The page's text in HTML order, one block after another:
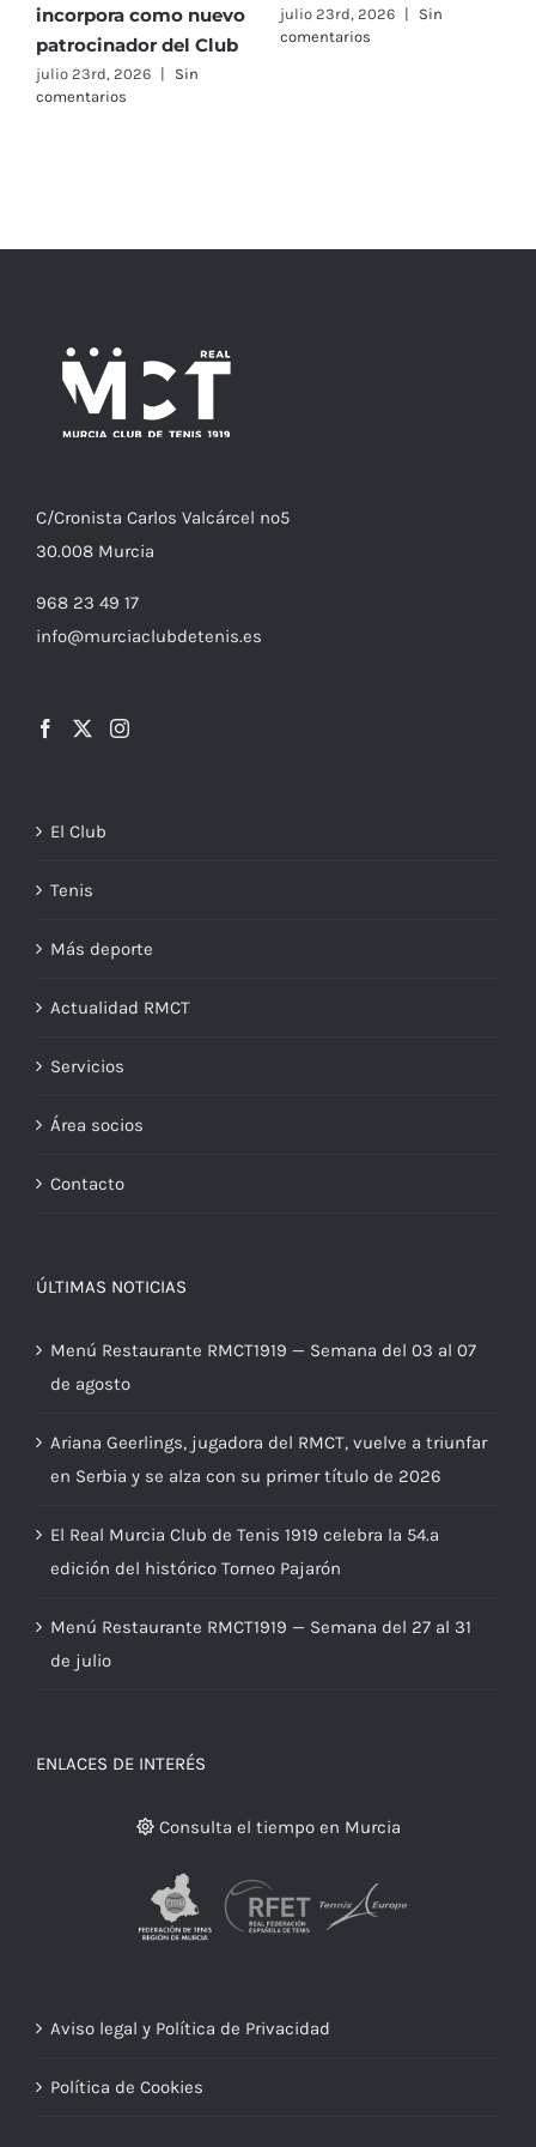
incorpora como nuevo
patrocinador del Club
julio 23rd, 2026 |
Sin
comentarios
julio 23rd, 2026 |
Sin
comentarios
C/Cronista Carlos Valcárcel nº5
30.008 Murcia
968 23 49 17
info@murciaclubdetenis.es
El Club
Tenis
Más deporte
Actualidad RMCT
Servicios
Área socios
Contacto
ÚLTIMAS NOTICIAS
Menú Restaurante RMCT1919 — Semana del 03 al 07
de agosto
Ariana Geerlings, jugadora del RMCT, vuelve a triunfar
en Serbia y se alza con su primer título de 2026
El Real Murcia Club de Tenis 1919 celebra la 54.ª
edición del histórico Torneo Pajarón
Menú Restaurante RMCT1919 — Semana del 27 al 31
de julio
ENLACES DE INTERÉS
Consulta el tiempo en Murcia
Aviso legal y Política de Privacidad
Política de Cookies